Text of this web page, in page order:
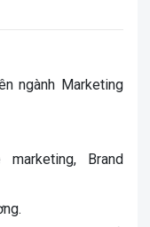
ngành Marketing
Brand